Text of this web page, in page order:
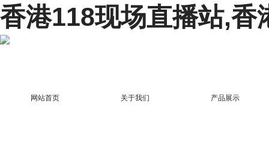
香港118现场直播站,香
网站首页 关于我们 产品展示